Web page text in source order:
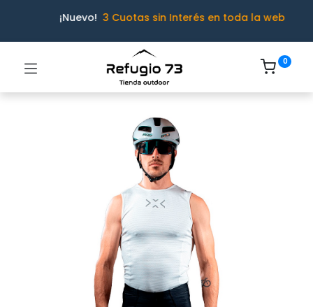
¡Nuevo! 3 Cuotas sin Interés en toda la web
0